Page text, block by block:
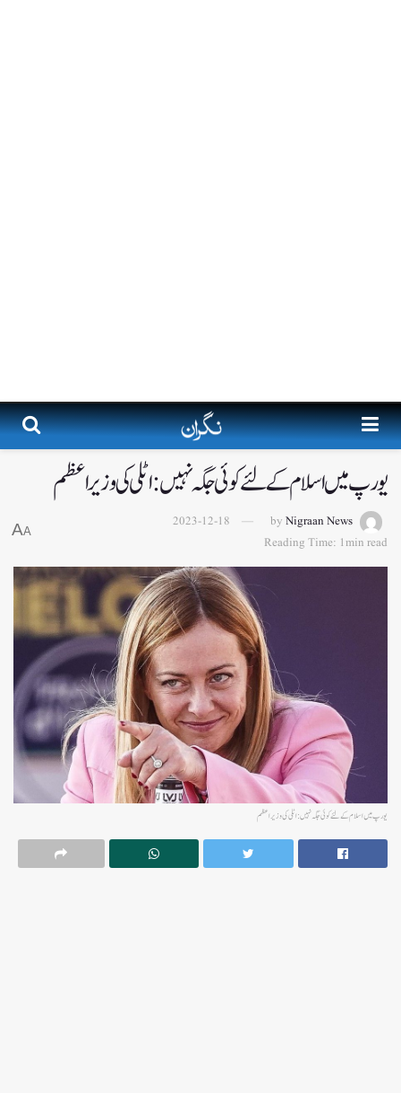
یورپ میں اسلام کے لئے کوئی جگہ نہیں:اٹلی کی وزیر اعظم
by Nigraan News
2023-12-18
Reading Time: 1min read
A
A
یورپ میں اسلام کے لئے کوئی جگہ نہیں:اٹلی کی وزیر اعظم